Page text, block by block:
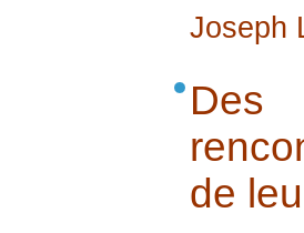
Joseph
Des
de